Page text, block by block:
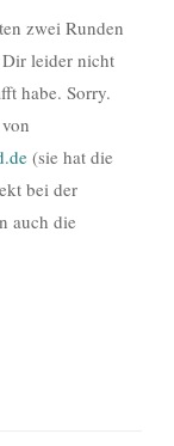
zwei Runden
Dir leider nicht
habe. Sorry.
(sie hat die
bei der
auch die